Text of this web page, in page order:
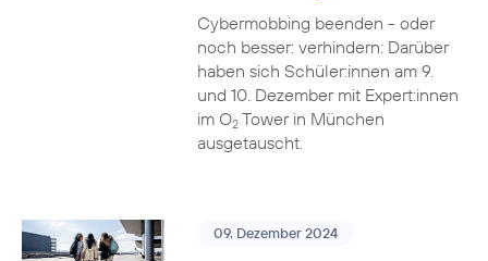
Cybermobbing beenden - oder
noch besser: verhindern: Darüber
haben sich Schüler:innen am 9.
und 10. Dezember mit Expert:innen
im O2Tower in München
ausgetauscht.
09. Dezember 2024